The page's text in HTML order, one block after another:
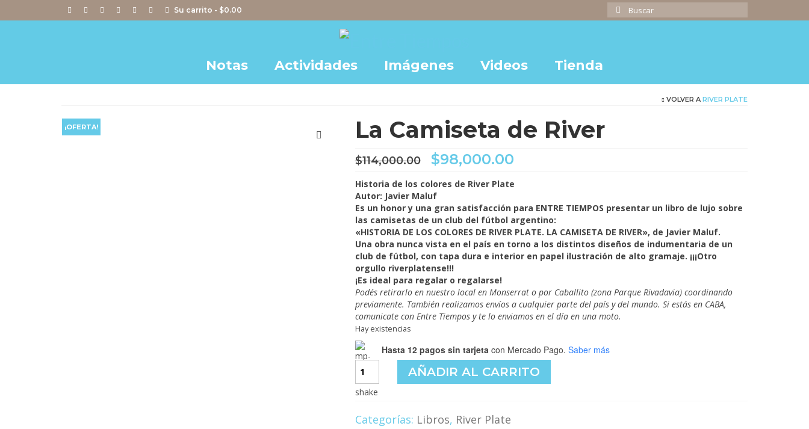
Su carrito - $0.00
Buscar
por:
Notas Actividades Imágenes Videos Tienda
VOLVER A RIVER PLATE
¡OFERTA! La Camiseta de River
$114,000.00 El
precio
original
era:
$114,000.00.
$98,000.00El
actual
$98,000.00.
Historia de los colores de River Plate
Autor: Javier Maluf
Es un honor y una gran satisfacción para ENTRE TIEMPOS presentar un libro de lujo sobre
las camisetas de un club del fútbol argentino:
«HISTORIA DE LOS COLORES DE RIVER PLATE. LA CAMISETA DE RIVER», de Javier Maluf.
Una obra nunca vista en el país en torno a los distintos diseños de indumentaria de un
club de fútbol, con tapa dura e interior en papel ilustración de alto gramaje. ¡¡¡Otro
orgullo riverplatense!!!
¡Es ideal para regalar o regalarse!
Podés retirarlo en nuestro local en Monserrat o por Caballito (zona Parque Rivadavia) coordinando
previamente. También realizamos envíos a cualquier parte del país y del mundo. Si estás en CABA,
comunicate con Entre Tiempos y te lo enviamos en el día en una moto.
Hay existencias
Hasta 12 pagos sin tarjetacon Mercado Pago. Saber más
Camiseta
de
cantidad
AÑADIR AL CARRITO
Categorías: Libros, River Plate